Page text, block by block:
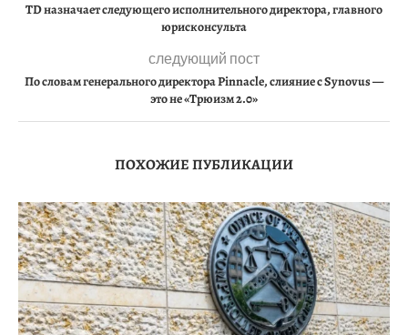
TD назначает следующего исполнительного директора, главного
юрисконсульта
следующий пост
По словам генерального директора Pinnacle, слияние с Synovus —
это не «Трюизм 2.0»
ПОХОЖИЕ ПУБЛИКАЦИИ